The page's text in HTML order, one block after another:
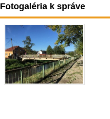
Fotogaléria k správe